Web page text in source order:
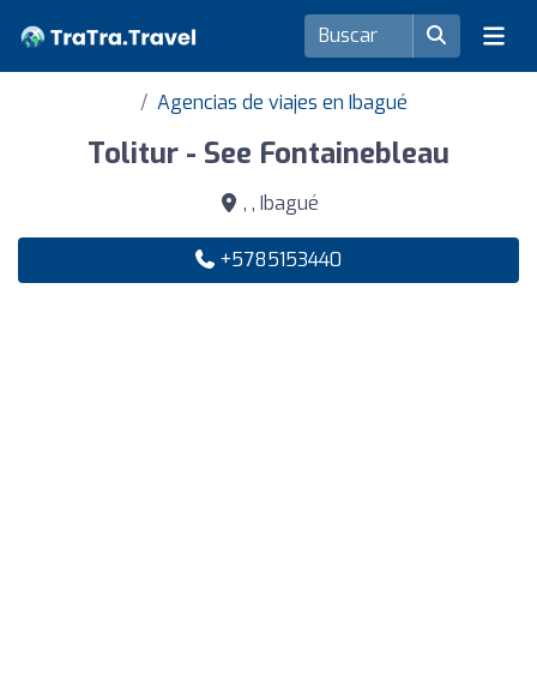
Agencias de viajes en Ibagué
Tolitur - See Fontainebleau
, , Ibagué
+5785153440